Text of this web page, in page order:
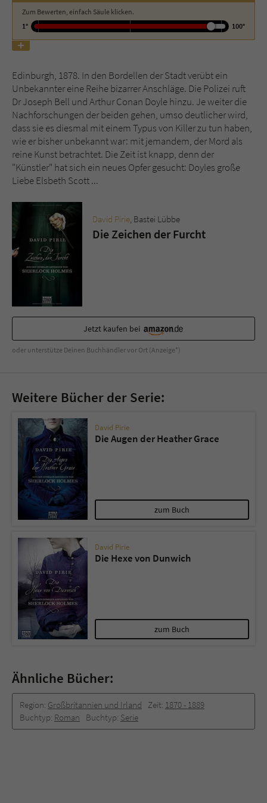
Zum Bewerten, einfach Säule klicken.
1°
100°
Edinburgh, 1878. In den Bordellen der Stadt verübt ein
Unbekannter eine Reihe bizarrer Anschläge. Die Polizei ruft
Dr Joseph Bell und Arthur Conan Doyle hinzu. Je weiter die
Nachforschungen der beiden gehen, umso deutlicher wird,
dass sie es diesmal mit einem Typus von Killer zu tun haben,
wie er bisher unbekannt war: mit jemandem, der Mord als
reine Kunst betrachtet. Die Zeit ist knapp, denn der
"Künstler" hat sich ein neues Opfer gesucht: Doyles große
Liebe Elsbeth Scott ...
David Pirie , Bastei Lübbe
Die Zeichen der Furcht
Jetzt kaufen bei
oder unterstütze Deinen Buchhändler vor Ort (Anzeige*)
Weitere Bücher der Serie:
David Pirie
Die Augen der Heather Grace
zum Buch
David Pirie
Die Hexe von Dunwich
zum Buch
Ähnliche Bücher:
Region: Großbritannien und Irland Zeit: 1870 -­ 1889
Buchtyp: Roman Buchtyp: Serie
Name tx_pwcomments_ahash
Laufzeit 1 Jahr
Zweck Cookie für Kommentare einzelner Buchtitel
Name fe_typo_user
Anbieter Literatur-Couch Medien GmbH & Co. KG
Laufzeit
Zweck
Dieses Cookie gewährleistet die